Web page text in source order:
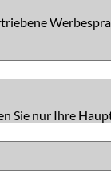
Sie nur Ihre